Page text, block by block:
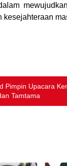
kesejahteraan
Pimpin Upacara
Tamtama